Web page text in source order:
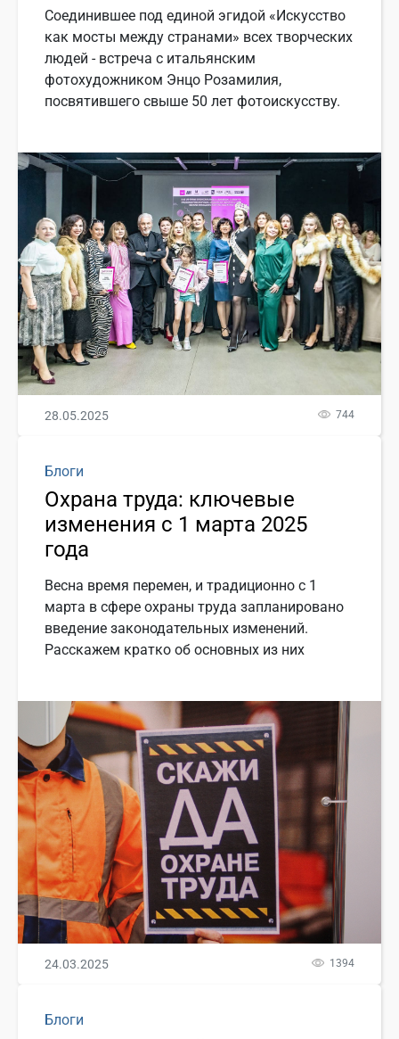
Соединившее под единой эгидой «Искусство
как мосты между странами» всех творческих
людей - встреча с итальянским
фотохудожником Энцо Розамилия,
посвятившего свыше 50 лет фотоискусству.
28.05.2025 744
Блоги
Охрана труда: ключевые
изменения с 1 марта 2025
года
Весна время перемен, и традиционно с 1
марта в сфере охраны труда запланировано
введение законодательных изменений.
Расскажем кратко об основных из них
24.03.2025 1394
Блоги